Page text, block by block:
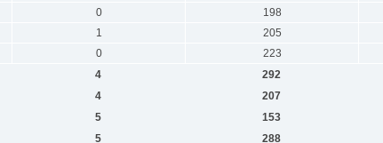
0 198
1 205
0 223
4 292
4 207
5 153
5 288